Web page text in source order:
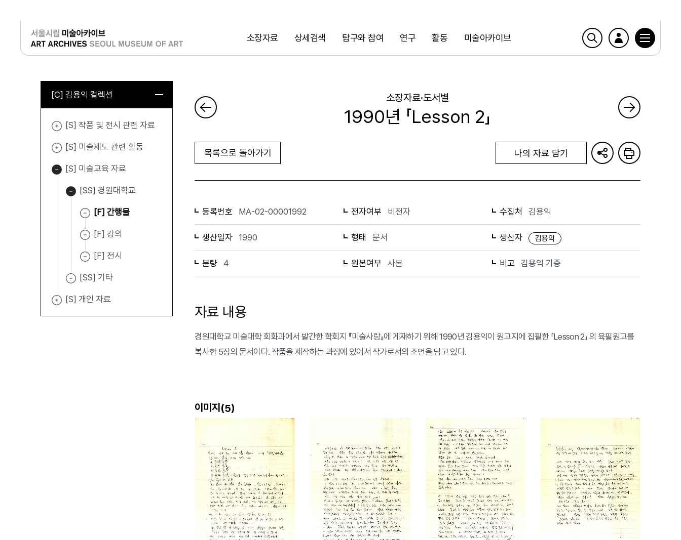
소장자료 상세검색 탐구와 참여 연구 활동 미술아카이브
검색
로그인
[C] 김용익 컬렉션
[S] 작품 및 전시 관련 자료
[S] 미술제도 관련 활동
[S] 미술교육 자료
[SS] 경원대학교
[F] 간행물
[F] 강의
[F] 전시
[SS] 기타
[S] 개인 자료
소장자료·도서별
1990년 「Lesson 2」
목록으로 돌아가기 나의 자료 담기
등록번호 MA-02-00001992 전자여부 비전자 수집처 김용익
생산일자 1990 형태 문서 생산자 김용익
분량 4 원본여부 사본 비고 김용익 기증
자료 내용
경원대학교 미술대학 회화과에서 발간한 학회지 『미술사랑』에 게재하기 위해 1990년 김용익이 원고지에 집필한 「Lesson 2」 의 육필원고를
복사한 5장의 문서이다. 작품을 제작하는 과정에 있어서 작가로서의 조언을 담고 있다.
이미지(5)